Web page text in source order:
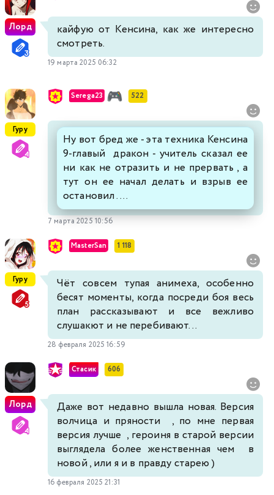
Лорд
кайфую от Кенсина, как же интересно
смотреть.
19 марта 2025 06:32
Гуру
Serega23 522
Ну вот бред же - эта техника Кенсина
9-главый дракон - учитель сказал ее
ни как не отразить и не прервать , а
тут он ее начал делать и взрыв ее
остановил ....
7 марта 2025 10:56
Гуру
MasterSan 1 118
Чёт совсем тупая анимеха, особенно
бесят моменты, когда посреди боя весь
план рассказывают и все вежливо
слушакют и не перебивают...
28 февраля 2025 16:59
Лорд
Стасик 606
Даже вот недавно вышла новая. Версия
волчица и пряности , по мне первая
версия лучше , героиня в старой версии
выглядела более женственная чем в
новой , или я и в правду старею )
16 февраля 2025 21:31